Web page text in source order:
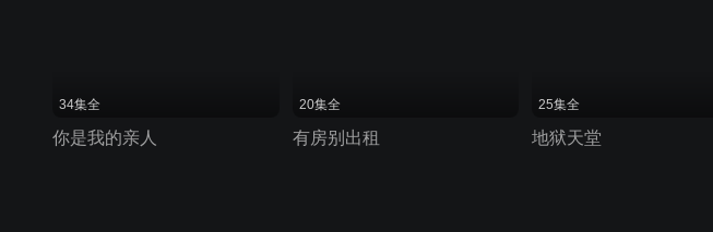
34集全
你是我的亲人
20集全
有房别出租
25集全
地狱天堂